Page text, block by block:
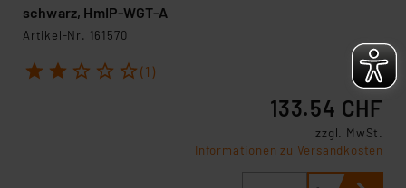
schwarz, HmIP-WGT-A
Artikel-Nr. 161570
1 2 3 4 5 (1)
133.54 CHF
zzgl. MwSt.
Informationen zu Versandkosten